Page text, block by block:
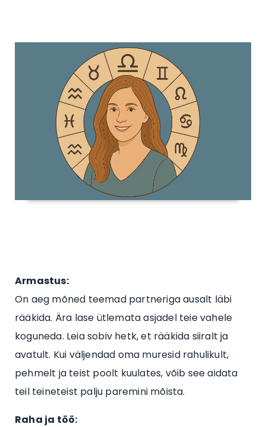
Armastus:
On aeg mõned teemad partneriga ausalt läbi
rääkida. Ära lase ütlemata asjadel teie vahele
koguneda. Leia sobiv hetk, et rääkida siiralt ja
avatult. Kui väljendad oma muresid rahulikult,
pehmelt ja teist poolt kuulates, võib see aidata
teil teineteist palju paremini mõista.
Raha ja töö: